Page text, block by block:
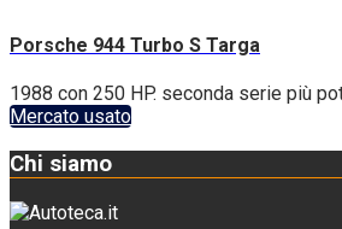
Porsche 944 Turbo S Targa
1988 con 250 HP. seconda serie più
Mercato usato
Chi siamo